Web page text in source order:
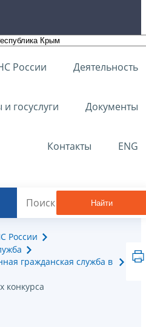
России Деятельность
госуслуги Документы
Контакты ENG
Найти
России
гражданская служба в
конкурса